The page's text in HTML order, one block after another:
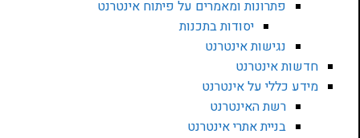
פתרונות ומאמרים על פיתוח אינטרנט
יסודות בתכנות
נגישות אינטרנט
חדשות אינטרנט
מידע כללי על אינטרנט
רשת האינטרנט
בניית אתרי אינטרנט